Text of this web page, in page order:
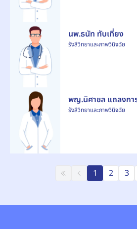
นพ.ธนัท ทับเที่ยง
รังสีวิทยาและภาพวินิจฉัย
พญ.นิศาชล แถลงก
รังสีวิทยาและภาพวินิจฉัย
1 2 3